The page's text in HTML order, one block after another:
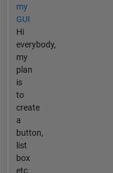
my
GUI
Hi
everybody,
my
plan
is
to
create
a
button,
list
box
etc.